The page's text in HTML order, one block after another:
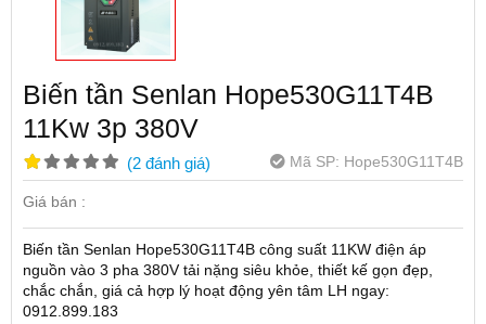
Biến tần Senlan Hope530G11T4B
11Kw 3p 380V
(2 đánh giá) Mã SP: Hope530G11T4B
Giá bán :
Biến tần Senlan Hope530G11T4B công suất 11KW điện áp
nguồn vào 3 pha 380V tải nặng siêu khỏe, thiết kế gọn đẹp,
chắc chắn, giá cả hợp lý hoạt động yên tâm LH ngay:
0912.899.183